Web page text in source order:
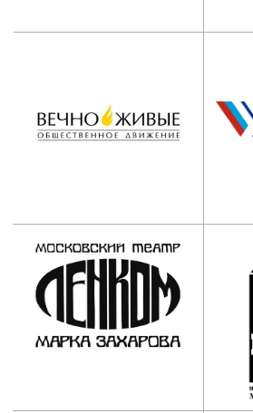
Наши контакты:
имени Народного артиста